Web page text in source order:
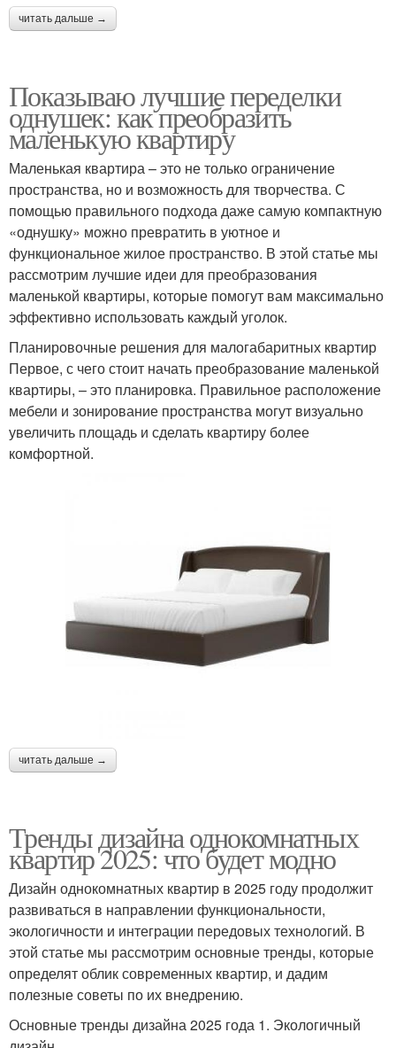
читать дальше →
Показываю лучшие переделки
однушек: как преобразить
маленькую квартиру
Маленькая квартира – это не только ограничение
пространства, но и возможность для творчества. С
помощью правильного подхода даже самую компактную
«однушку» можно превратить в уютное и
функциональное жилое пространство. В этой статье мы
рассмотрим лучшие идеи для преобразования
маленькой квартиры, которые помогут вам максимально
эффективно использовать каждый уголок.
Планировочные решения для малогабаритных квартир
Первое, с чего стоит начать преобразование маленькой
квартиры, – это планировка. Правильное расположение
мебели и зонирование пространства могут визуально
увеличить площадь и сделать квартиру более
комфортной.
читать дальше →
Тренды дизайна однокомнатных
квартир 2025: что будет модно
Дизайн однокомнатных квартир в 2025 году продолжит
развиваться в направлении функциональности,
экологичности и интеграции передовых технологий. В
этой статье мы рассмотрим основные тренды, которые
определят облик современных квартир, и дадим
полезные советы по их внедрению.
Основные тренды дизайна 2025 года 1. Экологичный